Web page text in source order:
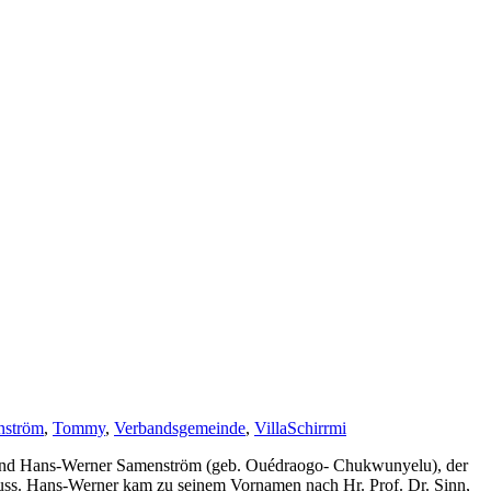
, Tommy, Verbandsgemeinde, VillaSchirrmi
Hans-Werner Samenström (geb. Ouédraogo- Chukwunyelu), der
Hans-Werner kam zu seinem Vornamen nach Hr. Prof. Dr. Sinn,